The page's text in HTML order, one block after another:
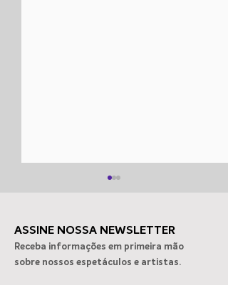
ASSINE NOSSA NEWSLETTER
Receba informações em primeira mão
sobre nossos espetáculos e artistas.